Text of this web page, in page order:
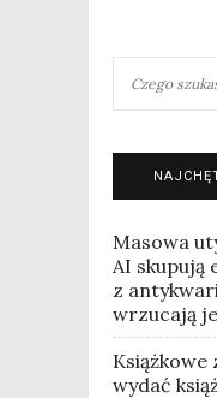
Masowa
AI skupują
z
wrzucają
wydać